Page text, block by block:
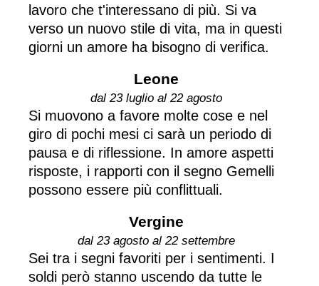
lavoro che t'interessano di più. Si va
verso un nuovo stile di vita, ma in questi
giorni un amore ha bisogno di verifica.
Leone
dal 23 luglio al 22 agosto
Si muovono a favore molte cose e nel
giro di pochi mesi ci sarà un periodo di
pausa e di riflessione. In amore aspetti
risposte, i rapporti con il segno Gemelli
possono essere più conflittuali.
Vergine
dal 23 agosto al 22 settembre
Sei tra i segni favoriti per i sentimenti. I
soldi però stanno uscendo da tutte le